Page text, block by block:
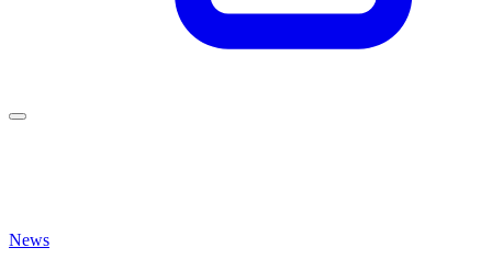
News